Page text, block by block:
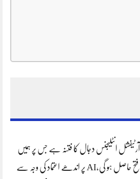
آرٹیفشل انٹلیجنس دجال کا فتنہ ہے جس پر ہمیں
فتح حاصل ہو گی،AI پر اندھے اعتماد کی وجہ سے